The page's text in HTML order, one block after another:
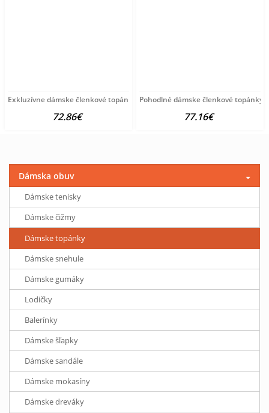
Exkluzívne dámske členkové topánky
72.86€
Pohodlné dámske členkové topánky
77.16€
Dámska obuv
Dámske tenisky
Dámske čižmy
Dámske topánky
Dámske snehule
Dámske gumáky
Lodičky
Balerínky
Dámske šľapky
Dámske sandále
Dámske mokasíny
Dámske dreváky